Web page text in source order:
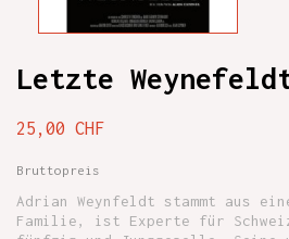
Letzte
25,00 CHF
Bruttopreis
Adrian Weynfeldt stammt aus
Familie, ist Experte für